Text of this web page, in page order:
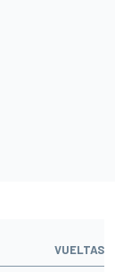
VUELTAS